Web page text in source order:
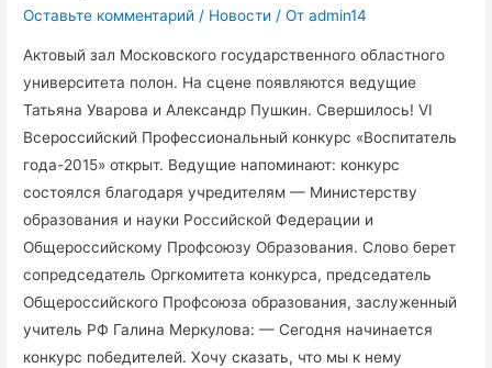
Оставьте комментарий / Новости / От admin14
Актовый зал Московского государственного областного
университета полон. На сцене появляются ведущие
Татьяна Уварова и Александр Пушкин. Свершилось! VI
Всероссийский Профессиональный конкурс «Воспитатель
года-2015» открыт. Ведущие напоминают: конкурс
состоялся благодаря учредителям — Министерству
образования и науки Российской Федерации и
Общероссийскому Профсоюзу Образования. Слово берет
сопредседатель Оргкомитета конкурса, председатель
Общероссийского Профсоюза образования, заслуженный
учитель РФ Галина Меркулова: — Сегодня начинается
конкурс победителей. Хочу сказать, что мы к нему